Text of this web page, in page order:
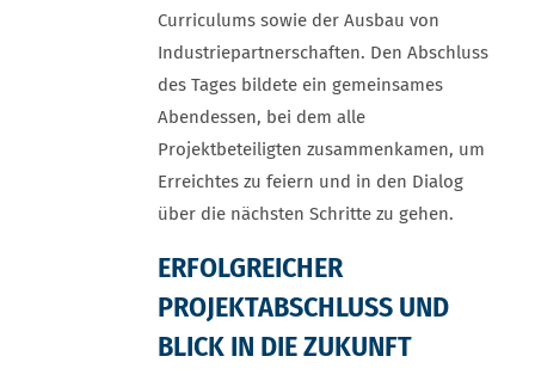
Curriculums sowie der Ausbau von
Industriepartnerschaften. Den Abschluss
des Tages bildete ein gemeinsames
Abendessen, bei dem alle
Projektbeteiligten zusammenkamen, um
Erreichtes zu feiern und in den Dialog
über die nächsten Schritte zu gehen.
ERFOLGREICHER
PROJEKTABSCHLUSS UND
BLICK IN DIE ZUKUNFT